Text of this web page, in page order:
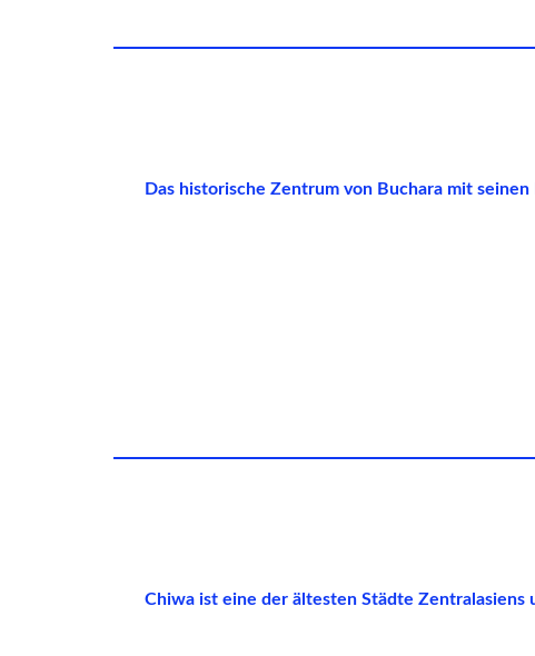
Das historische Zentrum von Buchara mit
Chiwa ist eine der ältesten Städte